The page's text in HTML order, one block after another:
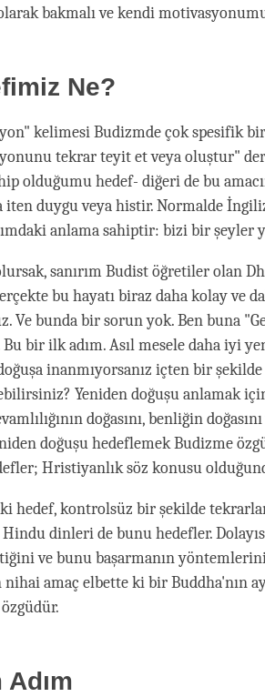
bakmalı ve kendi
Ne?
kelimesi Budizmde çok spesifik bir
tekrar teyit et veya oluştur"
olduğumu hedef- diğeri de bu
iten duygu veya histir. Normalde
anlama sahiptir: bizi bir şeyler
sanırım Budist öğretiler olan
bu hayatı biraz daha kolay ve
Ve bunda bir sorun yok. Ben buna
bir ilk adım. Asıl mesele daha iyi
inanmıyorsanız içten bir
Yeniden doğuşu anlamak
doğasını, benliğin
doğuşu hedeflemek Budizme
Hristiyanlık söz konusu
hedef, kontrolsüz bir şekilde
Hindu dinleri de bunu hedefler.
ve bunu başarmanın
nihai amaç elbette ki bir Buddha'nın
Adım